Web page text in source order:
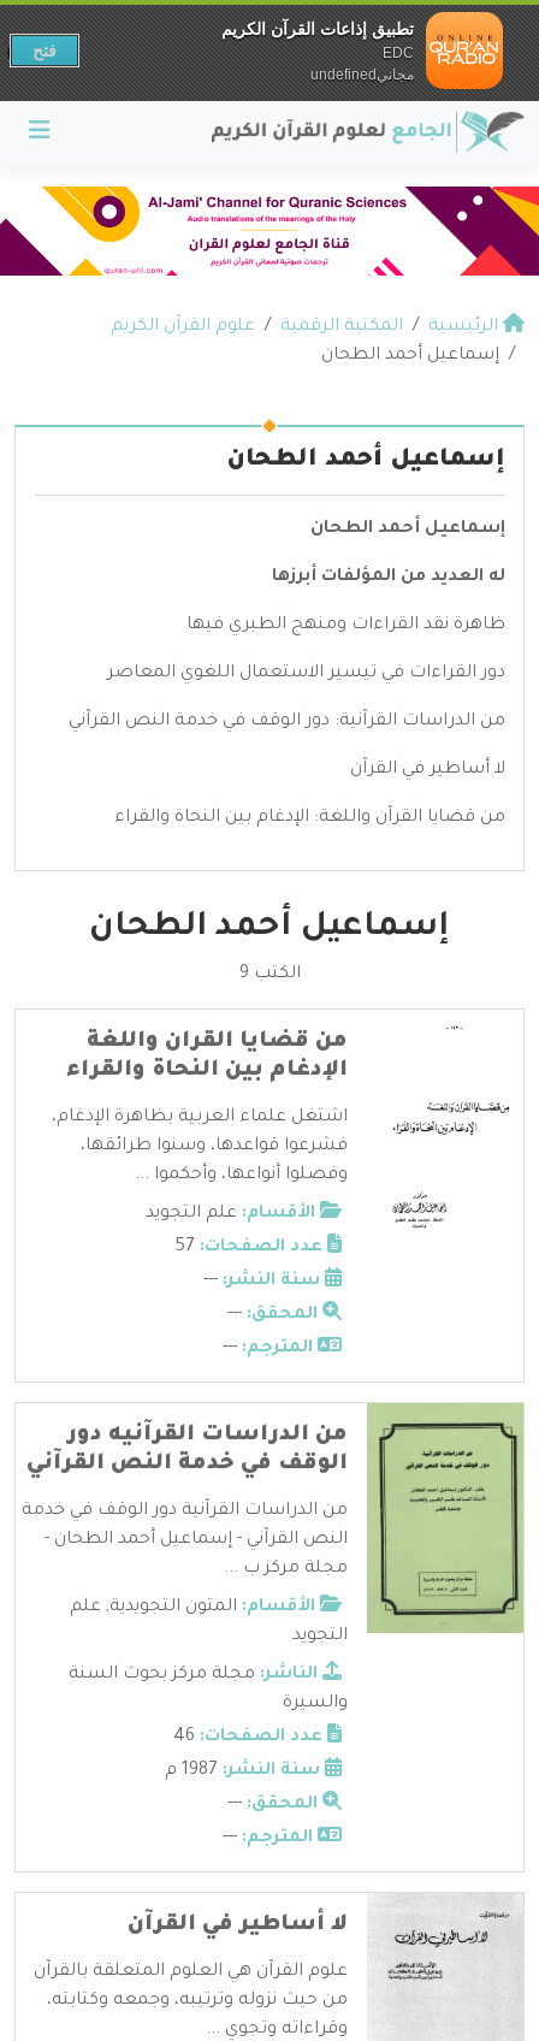
الرئيسية المكتبة الرقمية
علوم القرآن الكريم
إسماعيل أحمد الطحان
إسماعيل أحمد الطحان
إسماعيل أحمد الطحان
له العديد من المؤلفات أبرزها
ظاهرة نقد القراءات ومنهج الطبري فيها
دور القراءات في تيسير الاستعمال اللغوي المعاصر
من الدراسات القرآنية: دور الوقف في خدمة النص القرآني
لا أساطير في القرآن
من قضايا القرآن واللغة: الإدغام بين النحاة والقراء
إسماعيل أحمد الطحان
الكتب 9
من قضايا القران واللغة
الإدغام بين النحاة والقراء
اشتغل علماء العربية بظاهرة الإدغام،
فشرعوا قواعدها، وسنوا طرائقها،
وفصلوا أنواعها، وأحكموا ...
الأقسام: علم التجويد
عدد الصفحات:
سنة النشر: ---
المحقق: ---
المترجم: ---
من الدراسات القرآنيه دور
الوقف في خدمة النص القرآني
من الدراسات القرآنية دور الوقف في خدمة
النص القرآني - إسماعيل أحمد الطحان -
مجلة مركز ب ...
الأقسام: المتون التجويدية, علم
التجويد
الناشر: مجلة مركز بحوث السنة
والسيرة
عدد الصفحات:
سنة النشر:
المحقق: ---
المترجم: ---
لا أساطير في القرآن
علوم القرآن هي العلوم المتعلقة بالقرآن
من حيث نزوله وترتيبه، وجمعه وكتابته،
وقراءاته وتجوي ...
تطبيق إذاعات القرآن الكريم
EDC
مجانيundefined
فتح